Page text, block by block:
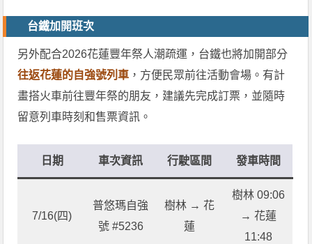
台鐵加開班次
另外配合2026花蓮豐年祭人潮疏運，台鐵也將加開部分
往返花蓮的自強號列車 ，方便民眾前往活動會場。有計
畫搭火車前往豐年祭的朋友，建議先完成訂票，並隨時
留意列車時刻和售票資訊。
日期 車次資訊 行駛區間 發車時間
7/16(四)
普悠瑪自強
號 #5236
樹林 → 花
蓮
樹林 09:06
→ 花蓮
11:48